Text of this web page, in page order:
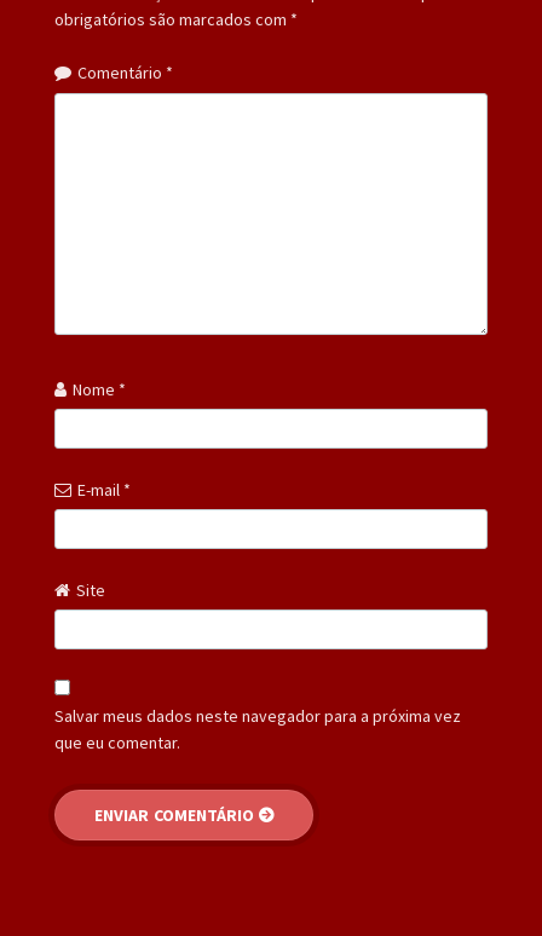
obrigatórios são marcados com *
Comentário *
Nome *
E-mail *
Site
Salvar meus dados neste navegador para a próxima vez
que eu comentar.